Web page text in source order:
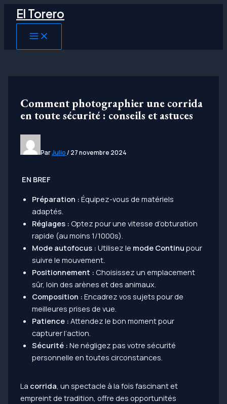
Aller
contenu
El Torero
MAIN
MENU
Comment photographier une corrida
en toute sécurité : conseils et astuces
ParJulio/ 27 novembre 2024
EN BREF
Préparation : Équipez-vous de matériels
adaptés.
Réglages : Optez pour une vitesse d’obturation
rapide (au moins 1/1000s).
Mode autofocus : Utilisez le mode Continu pour
suivre le mouvement.
Positionnement : Choisissez un emplacement
sûr, loin des arènes et des animaux.
Composition : Encadrez vos sujets pour de
meilleures prises de vue.
Patience : Attendez le bon moment pour
capturer l’action.
Sécurité : Ne négligez pas votre sécurité
personnelle en toutes circonstances.
La corrida, un spectacle à la fois fascinant et
empreint de tradition, offre des opportunités